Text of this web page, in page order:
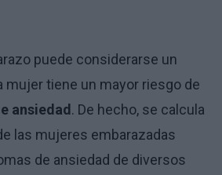
puede considerarse un
mujer tiene un mayor riesgo de
ansiedad. De hecho, se calcula
las mujeres embarazadas
de ansiedad de diversos